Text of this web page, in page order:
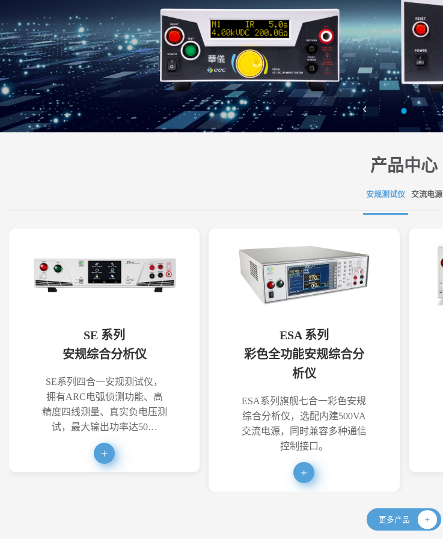
产品中心
安规测试仪 交流电源
SE 系列
安规综合分析仪
SE系列四合一安规测试仪，
拥有ARC电弧侦测功能、高
精度四线测量、真实负电压测
试，最大输出功率达50…
ESA 系列
彩色全功能安规综合分
析仪
ESA系列旗舰七合一彩色安规
综合分析仪，选配内建500VA
交流电源，同时兼容多种通信
控制接口。
更多产品